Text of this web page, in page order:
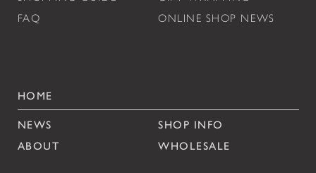
FAQ
ONLINE SHOP NEWS
HOME
NEWS
SHOP INFO
ABOUT
WHOLESALE